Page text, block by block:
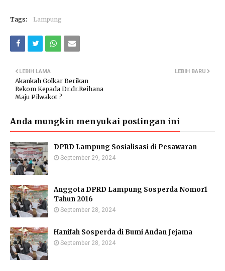
Tags: Lampung
LEBIH BARU
LEBIH LAMA
Akankah Golkar Berikan
Rekom Kepada Dr.dr.Reihana
Maju Pilwakot ?
Anda mungkin menyukai postingan ini
DPRD Lampung Sosialisasi di Pesawaran
September 29, 2024
Anggota DPRD Lampung Sosperda Nomor1
Tahun 2016
September 28, 2024
Hanifah Sosperda di Bumi Andan Jejama
September 28, 2024